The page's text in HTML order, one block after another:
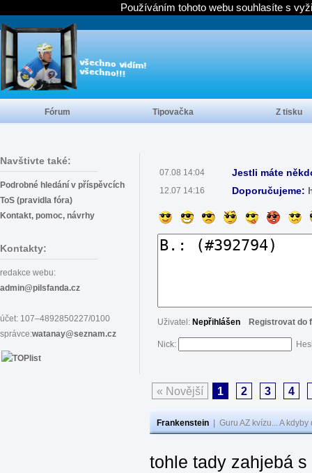
Navštivte také:
Podrobné hledání v příspěvcích
ToS (pravidla fóra)
Kontakt, pomoc, návrhy
Kontakty:
redakce webu:
admin@pilsfanda.cz
účet: 107–4892850227/0100
správce:watanay@seznam.cz
07.08 14:04 Jestli máte
12.07 14:16 Doporučujeme:
Uživatel: Nepřihlášen Registrovat do
Nick:
« Novější 1 2 3 4
Frankenstein Guru AZ kvízu... A
tohle tady zahjebá
Fórum Tipovačka Z tisku
Používáním tohoto webu souhlasíte s